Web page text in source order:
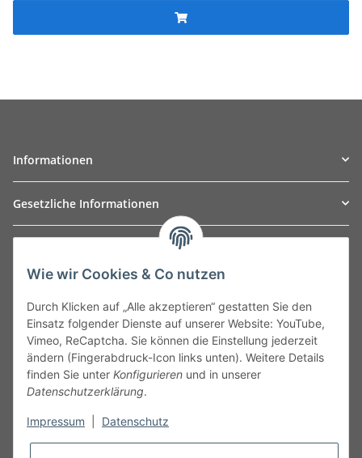
Informationen
Gesetzliche Informationen
Leibnizstraße 2a
Germany
Phone:+49 40 5287270
Fax:+49 40 5281050
Email:sales@tow-automotive.de
Wie wir Cookies & Co nutzen
Durch Klicken auf „Alle akzeptieren“ gestatten Sie den
Einsatz folgender Dienste auf unserer Website: YouTube,
Vimeo, ReCaptcha. Sie können die Einstellung jederzeit
ändern (Fingerabdruck-Icon links unten). Weitere Details
finden Sie unter Konfigurieren und in unserer
Datenschutzerklärung.
Impressum Datenschutz